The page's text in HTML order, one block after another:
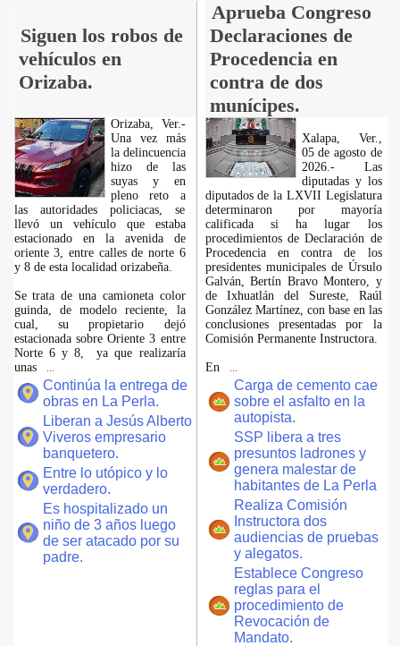
Siguen los robos de
vehículos en
Orizaba.
Aprueba Congreso
Declaraciones de
Procedencia en
contra de dos
munícipes.
Orizaba, Ver.-
Una vez más
la delincuencia
hizo de las
suyas y en
pleno reto a
las autoridades policiacas, se
llevó un vehículo que estaba
estacionado en la avenida de
oriente 3, entre calles de norte 6
y 8 de esta localidad orizabeña.
Se trata de una camioneta color
guinda, de modelo reciente, la
cual, su propietario dejó
estacionada sobre Oriente 3 entre
Norte 6 y 8, ya que realizaría
unas
Continúa la entrega de
obras en La Perla.
Liberan a Jesús Alberto
Viveros empresario
banquetero.
Entre lo utópico y lo
verdadero.
Es hospitalizado un
niño de 3 años luego
de ser atacado por su
padre.
Xalapa, Ver.,
05 de agosto de
2026.- Las
diputadas y los
diputados de la LXVII Legislatura
determinaron por mayoría
calificada si ha lugar los
procedimientos de Declaración de
Procedencia en contra de los
presidentes municipales de Úrsulo
Galván, Bertín Bravo Montero, y
de Ixhuatlán del Sureste, Raúl
González Martínez, con base en las
conclusiones presentadas por la
Comisión Permanente Instructora.
En
Carga de cemento cae
sobre el asfalto en la
autopista.
SSP libera a tres
presuntos ladrones y
genera malestar de
habitantes de La Perla
Realiza Comisión
Instructora dos
audiencias de pruebas
y alegatos.
Establece Congreso
reglas para el
procedimiento de
Revocación de
Mandato.